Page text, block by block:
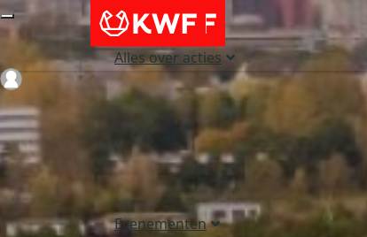
Alles over acties
Evenementen
Login